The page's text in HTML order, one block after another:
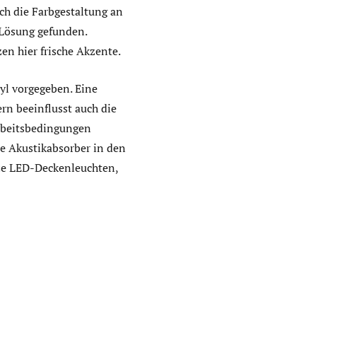
die Farbgestaltung an
gefunden.
hier frische Akzente.
vorgegeben. Eine
beeinflusst auch die
Akustikabsorber in den
LED-Deckenleuchten,